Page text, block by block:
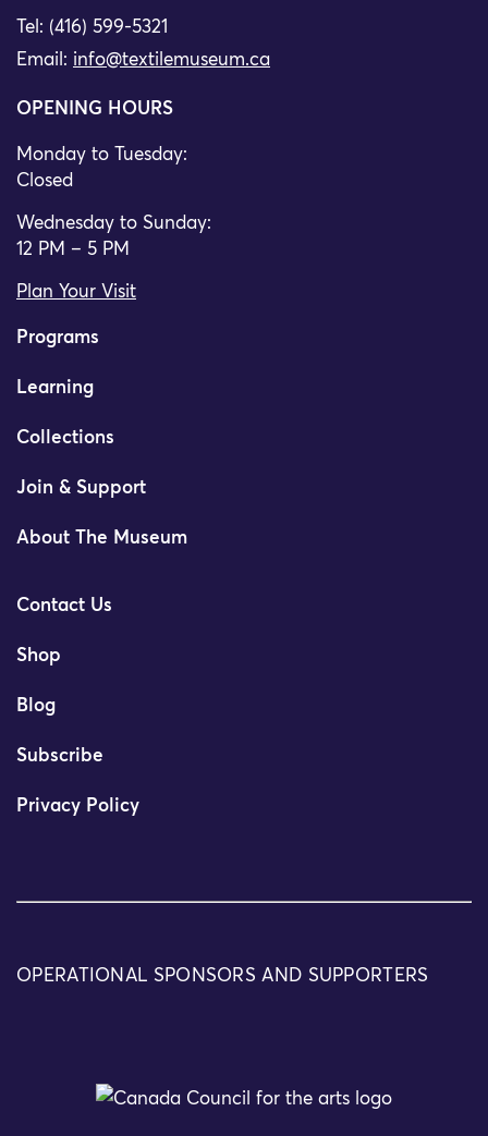
Tel: (416) 599-5321
Email: info@textilemuseum.ca
OPENING HOURS
Monday to Tuesday:
Closed
Wednesday to Sunday:
12 PM – 5 PM
Plan Your Visit
Programs
Learning
Collections
Join & Support
About The Museum
Contact Us
Shop
Blog
Subscribe
Privacy Policy
OPERATIONAL SPONSORS AND SUPPORTERS